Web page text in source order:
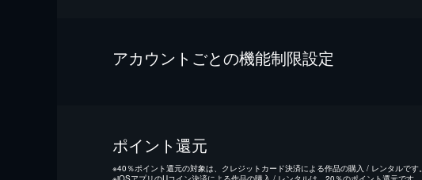
アカウントごとの機能制限設定
ポイント還元
※40％ポイント還元の対象は、クレジットカード決済による作品の購入 / レンタルです。